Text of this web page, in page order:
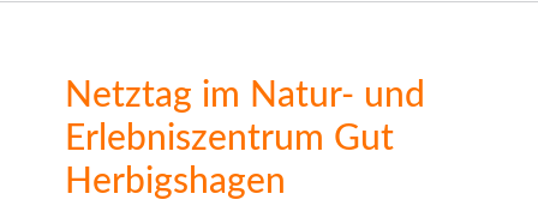
Netztag im Natur- und
Erlebniszentrum Gut
Herbigshagen